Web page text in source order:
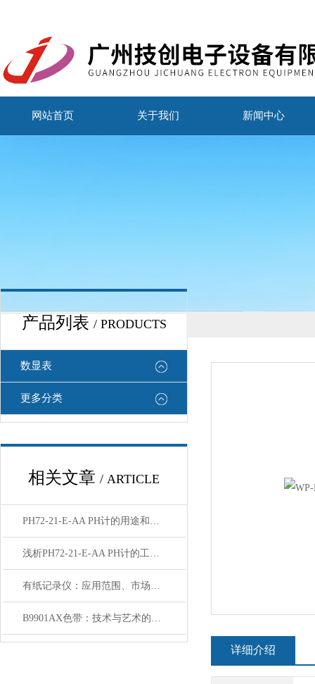
网站首页 关于我们 新闻中心
产品列表 / PRODUCTS
数显表
更多分类
相关文章 / ARTICLE
PH72-21-E-AA PH计的用途和使用方法
浅析PH72-21-E-AA PH计的工作原理与应用
有纸记录仪：应用范围、市场价值及前景分析
B9901AX色带：技术与艺术的结合
详细介绍